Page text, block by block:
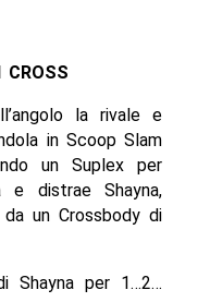
CROSS
la rivale e
in Scoop Slam
un Suplex per
e distrae Shayna,
un Crossbody di
Shayna per 1…2…